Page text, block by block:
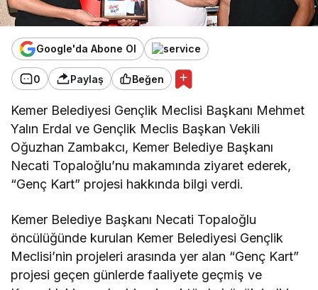
Google'da Abone Ol
0 Paylaş Beğen
Kemer Belediyesi Gençlik Meclisi Başkanı Mehmet
Yalın Erdal ve Gençlik Meclis Başkan Vekili
Oğuzhan Zambakcı, Kemer Belediye Başkanı
Necati Topaloğlu’nu makamında ziyaret ederek,
“Genç Kart” projesi hakkında bilgi verdi.
Kemer Belediye Başkanı Necati Topaloğlu
öncülüğünde kurulan Kemer Belediyesi Gençlik
Meclisi’nin projeleri arasında yer alan “Genç Kart”
projesi geçen günlerde faaliyete geçmiş ve